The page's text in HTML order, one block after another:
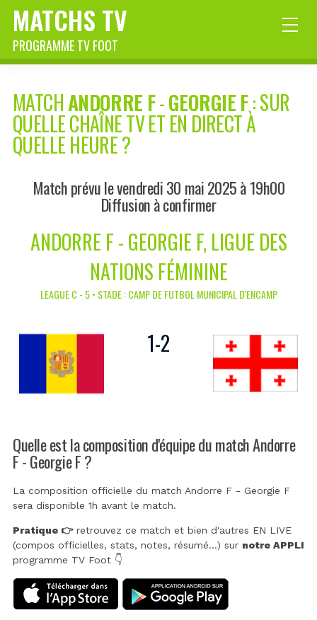
MATCHS TV
PROGRAMME TV FOOT
MATCHANDORRE F-GEORGIE F: SUR
QUELLE CHAÎNE TV ET EN DIRECT À
QUELLE HEURE ?
Match prévu le vendredi 30 mai 2025 à 19h00
Diffusion à confirmer
ANDORRE F - GEORGIE F, LIGUE DES
NATIONS FÉMININE
LEAGUE C - 5 • STADE : CAMP DE FUTBOL MUNICIPAL D'ENCAMP
1-2
Quelle est la composition d'équipe du match Andorre
F - Georgie F ?
La composition officielle du match Andorre F - Georgie F
sera disponible 1h avant le match.
Pratique 👉retrouvez ce match et bien d'autres EN LIVE
(compos officielles, stats, notes, résumé...) sur notre APPLI
programme TV Foot 👇